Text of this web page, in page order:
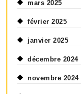
mars 2025
février 2025
janvier 2025
décembre 2024
novembre 2024